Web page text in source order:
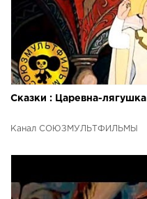
Сказки : Царевна-лягушка
Канал СОЮЗМУЛЬТФИЛЬМЫ